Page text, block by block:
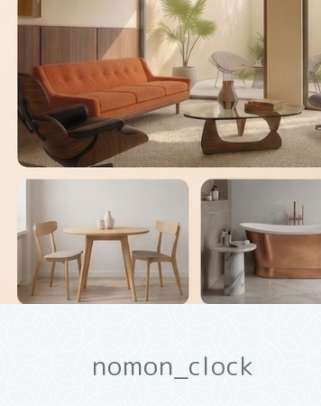
nomon_clock